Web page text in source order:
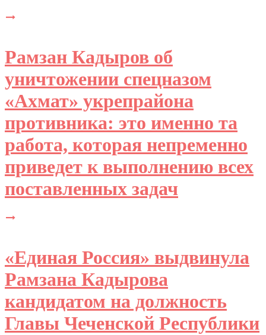
Рамзан Кадыров об
уничтожении спецназом
«Ахмат» укрепрайона
противника: это именно та
работа, которая непременно
приведет к выполнению всех
поставленных задач
«Единая Россия» выдвинула
Рамзана Кадырова
кандидатом на должность
Главы Чеченской Республики